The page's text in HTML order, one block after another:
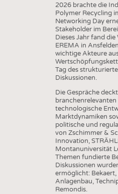
2026 brachte die
Polymer Recycling
Networking Day
Stakeholder im
Dieses Jahr fand
EREMA in
wichtige Akteure
Tag des
Diskussionen.
Die Gespräche
technologische
Marktdynamiken
politische und
von Zschimmer &
Innovation,
Montanuniversität
Themen fundierte
Diskussionen
ermöglicht: Bekaert,
Anlagenbau,
Remondis.